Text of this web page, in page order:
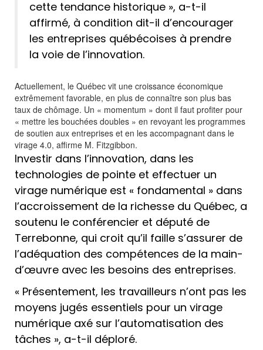
cette tendance historique », a-t-il
affirmé, à condition dit-il d’encourager
les entreprises québécoises à prendre
la voie de l’innovation.
Actuellement, le Québec vit une croissance économique
extrêmement favorable, en plus de connaître son plus bas
taux de chômage. Un « momentum » dont il faut profiter pour
« mettre les bouchées doubles » en revoyant les programmes
de soutien aux entreprises et en les accompagnant dans le
virage 4.0, affirme M. Fitzgibbon.
Investir dans l’innovation, dans les
technologies de pointe et effectuer un
virage numérique est « fondamental » dans
l’accroissement de la richesse du Québec, a
soutenu le conférencier et député de
Terrebonne, qui croit qu’il faille s’assurer de
l’adéquation des compétences de la main-
d’œuvre avec les besoins des entreprises.
« Présentement, les travailleurs n’ont pas les
moyens jugés essentiels pour un virage
numérique axé sur l’automatisation des
tâches », a-t-il déploré.